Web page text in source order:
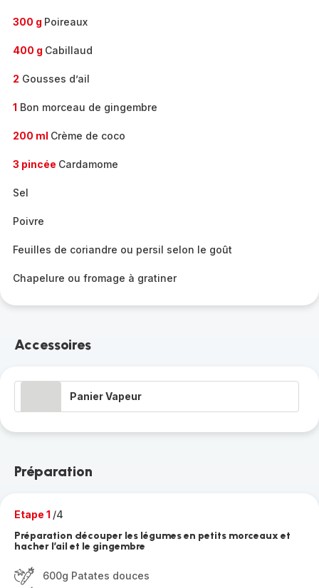
300 g Poireaux
400 g Cabillaud
2 Gousses d’ail
1 Bon morceau de gingembre
200 ml Crème de coco
3 pincée Cardamome
Sel
Poivre
Feuilles de coriandre ou persil selon le goût
Chapelure ou fromage à gratiner
Accessoires
Panier Vapeur
Préparation
Etape 1 /4
Préparation découper les légumes en petits morceaux et
hacher l’ail et le gingembre
600g Patates douces